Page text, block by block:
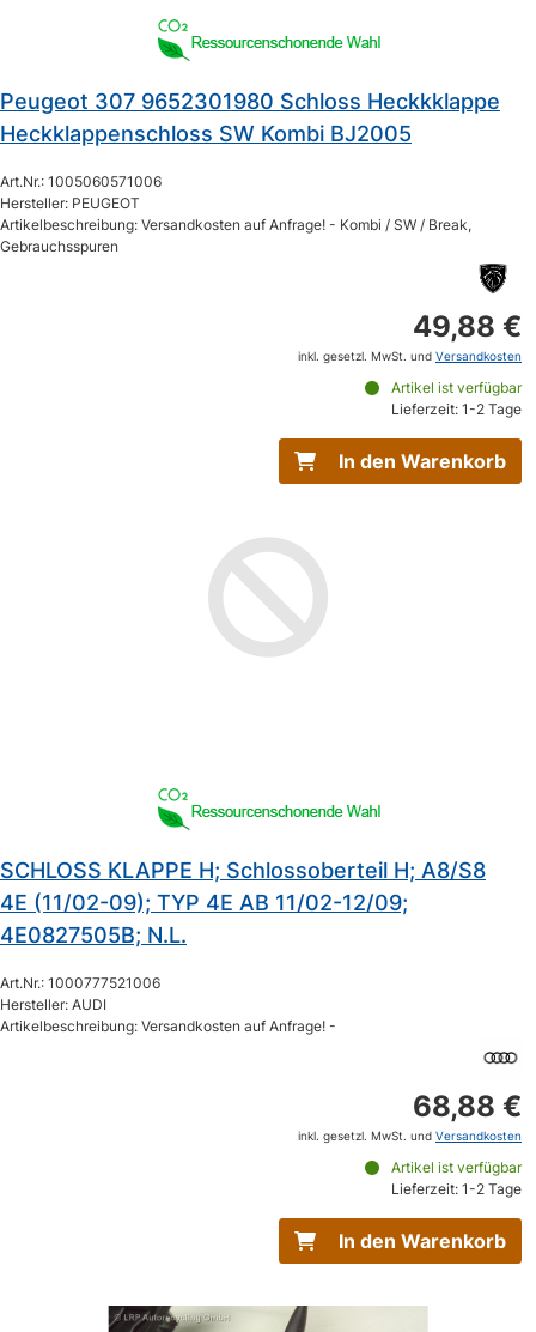
Peugeot 307 9652301980 Schloss Heckkklappe
Heckklappenschloss SW Kombi BJ2005
Art.Nr.: 1005060571006
Hersteller: PEUGEOT
Artikelbeschreibung: Versandkosten auf Anfrage! - Kombi / SW / Break,
Gebrauchsspuren
49,88 €
inkl. gesetzl. MwSt. und Versandkosten
Artikel ist verfügbar
Lieferzeit: 1-2 Tage
In den Warenkorb
SCHLOSS KLAPPE H; Schlossoberteil H; A8/S8
4E (11/02-09); TYP 4E AB 11/02-12/09;
4E0827505B; N.L.
Art.Nr.: 1000777521006
Hersteller: AUDI
Artikelbeschreibung: Versandkosten auf Anfrage! -
68,88 €
inkl. gesetzl. MwSt. und Versandkosten
Artikel ist verfügbar
Lieferzeit: 1-2 Tage
In den Warenkorb